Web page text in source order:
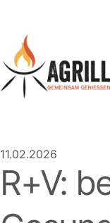
11.02.2026
R+V: